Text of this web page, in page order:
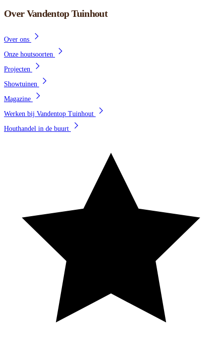
Over Vandentop Tuinhout
Over ons
Onze houtsoorten
Projecten
Showtuinen
Magazine
Werken bij Vandentop Tuinhout
Houthandel in de buurt